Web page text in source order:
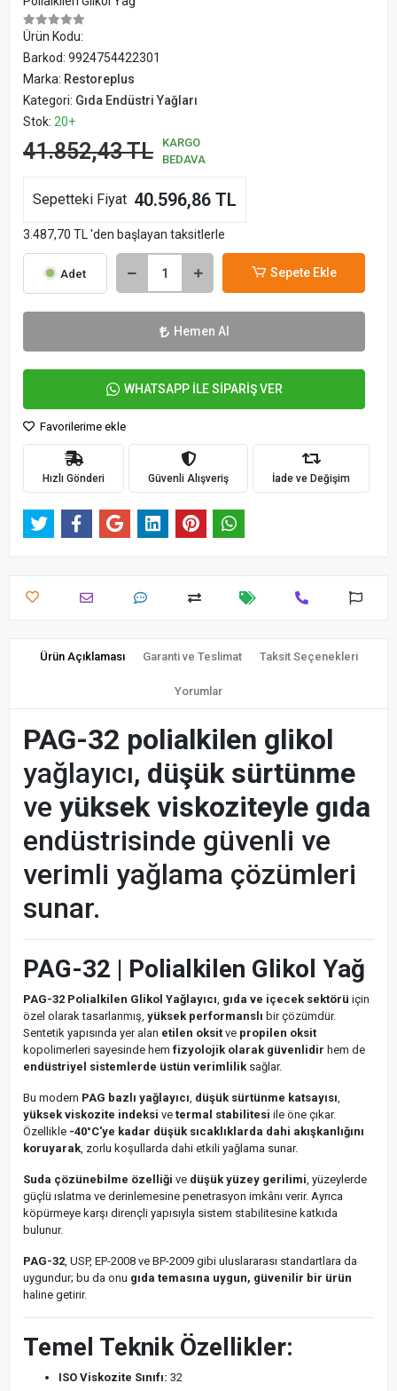
Ürün Kodu:
Barkod: 9924754422301
Marka: Restoreplus
Kategori: Gıda Endüstri Yağları
Stok: 20+
41.852,43 TL
KARGO
BEDAVA
Sepetteki Fiyat 40.596,86 TL
3.487,70 TL 'den başlayan taksitlerle
Adet Sepete Ekle
Hemen Al
WHATSAPP İLE SİPARİŞ VER
Favorilerime ekle
Hızlı Gönderi Güvenli Alışveriş İade ve Değişim
Ürün Açıklaması Garanti ve Teslimat Taksit Seçenekleri
Yorumlar
PAG-32 polialkilen glikol
yağlayıcı, düşük sürtünme
ve yüksek viskoziteyle gıda
endüstrisinde güvenli ve
verimli yağlama çözümleri
sunar.
PAG-32 | Polialkilen Glikol Yağ
PAG-32 Polialkilen Glikol Yağlayıcı, gıda ve içecek sektörü için
özel olarak tasarlanmış, yüksek performanslı bir çözümdür.
Sentetik yapısında yer alan etilen oksit ve propilen oksit
kopolimerleri sayesinde hem fizyolojik olarak güvenlidir hem de
endüstriyel sistemlerde üstün verimlilik sağlar.
Bu modern PAG bazlı yağlayıcı, düşük sürtünme katsayısı,
yüksek viskozite indeksi ve termal stabilitesi ile öne çıkar.
Özellikle -40°C'ye kadar düşük sıcaklıklarda dahi akışkanlığını
koruyarak, zorlu koşullarda dahi etkili yağlama sunar.
Suda çözünebilme özelliği ve düşük yüzey gerilimi, yüzeylerde
güçlü ıslatma ve derinlemesine penetrasyon imkânı verir. Ayrıca
köpürmeye karşı dirençli yapısıyla sistem stabilitesine katkıda
bulunur.
PAG-32, USP, EP-2008 ve BP-2009 gibi uluslararası standartlara da
uygundur; bu da onu gıda temasına uygun, güvenilir bir ürün
haline getirir.
Temel Teknik Özellikler:
ISO Viskozite Sınıfı: 32